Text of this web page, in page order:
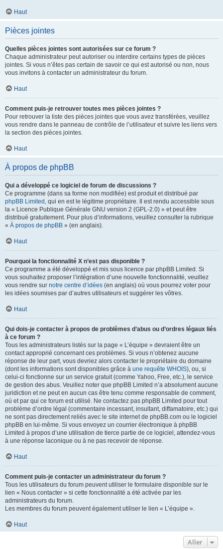
Haut
Pièces jointes
Quelles pièces jointes sont autorisées sur ce forum ?
Chaque administrateur peut autoriser ou interdire certains types de pièces
jointes. Si vous n’êtes pas certain de savoir ce qui est autorisé ou non, nous
vous invitons à contacter un administrateur du forum.
Haut
Comment puis-je retrouver toutes mes pièces jointes ?
Pour retrouver la liste des pièces jointes que vous avez transférées, veuillez
vous rendre dans le panneau de contrôle de l’utilisateur et suivre les liens vers
la section des pièces jointes.
Haut
À propos de phpBB
Qui a développé ce logiciel de forum de discussions ?
Ce programme (dans sa forme non modifiée) est produit et distribué par
phpBB Limited , qui en est le légitime propriétaire. Il est rendu accessible sous
la « Licence Publique Générale GNU version 2 (GPL-2.0) » et peut être
distribué gratuitement. Pour plus d’informations, veuillez consulter la rubrique
« À propos de phpBB » (en anglais).
Haut
Pourquoi la fonctionnalité X n’est pas disponible ?
Ce programme a été développé et mis sous licence par phpBB Limited. Si
vous souhaitez proposer l’intégration d’une nouvelle fonctionnalité, veuillez
vous rendre sur notre centre d’idées (en anglais) où vous pourrez voter pour
les idées soumises par d’autres utilisateurs et suggérer les vôtres.
Haut
Qui dois-je contacter à propos de problèmes d’abus ou d’ordres légaux liés
à ce forum ?
Tous les administrateurs listés sur la page « L’équipe » devraient être un
contact approprié concernant ces problèmes. Si vous n’obtenez aucune
réponse de leur part, vous devriez alors contacter le propriétaire du domaine
(dont les informations sont disponibles grâce à une requête WHOIS), ou, si
celui-ci fonctionne sur un service gratuit (comme Yahoo, Free, etc.), le service
de gestion des abus. Veuillez noter que phpBB Limited n’a absolument aucune
juridiction et ne peut en aucun cas être tenu comme responsable de comment,
où et par qui ce forum est utilisé. Ne contactez pas phpBB Limited pour tout
problème d’ordre légal (commentaire incessant, insultant, diffamatoire, etc.) qui
ne sont pas directement reliés avec le site internet de phpBB.com ou le logiciel
phpBB en lui-même. Si vous envoyez un courrier électronique à phpBB
Limited à propos d’une utilisation de tierce partie de ce logiciel, attendez-vous
à une réponse laconique ou à ne pas recevoir de réponse.
Haut
Comment puis-je contacter un administrateur du forum ?
Tous les utilisateurs du forum peuvent utiliser le formulaire disponible sur le
lien « Nous contacter » si cette fonctionnalité a été activée par les
administrateurs du forum.
Les membres du forum peuvent également utiliser le lien « L’équipe ».
Haut
Aller